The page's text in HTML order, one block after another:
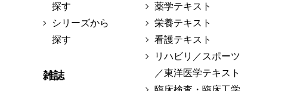
探す
シリーズから
探す
雑誌
薬学テキスト
栄養テキスト
看護テキスト
リハビリ／スポーツ
／東洋医学テキスト